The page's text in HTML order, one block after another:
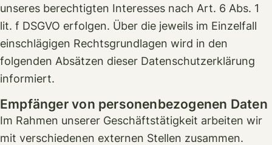
unseres berechtigten Interesses nach Art. 6 Abs. 1
lit. f DSGVO erfolgen. Über die jeweils im Einzelfall
einschlägigen Rechtsgrundlagen wird in den
folgenden Absätzen dieser Datenschutzerklärung
informiert.
Empfänger von personenbezogenen Daten
Im Rahmen unserer Geschäftstätigkeit arbeiten wir
mit verschiedenen externen Stellen zusammen.